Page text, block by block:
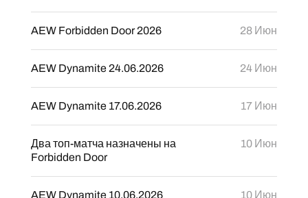
AEW Forbidden Door 2026 28 Июн
AEW Dynamite 24.06.2026 24 Июн
AEW Dynamite 17.06.2026 17 Июн
Два топ-матча назначены на
Forbidden Door
10 Июн
AEW Dynamite 10.06.2026 10 Июн